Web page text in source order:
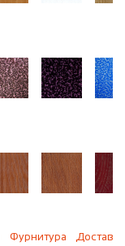
Фурнитура Доставка